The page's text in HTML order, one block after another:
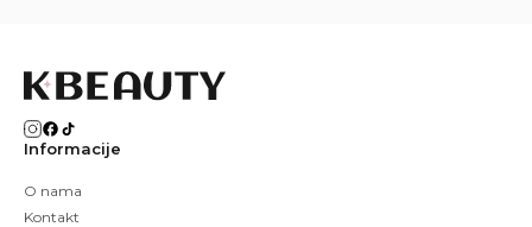
Informacije
O nama
Kontakt